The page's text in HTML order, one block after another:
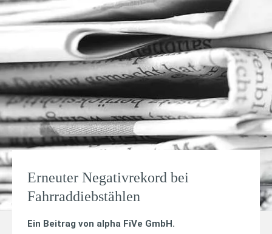
Erneuter Negativrekord bei
Fahrraddiebstählen
Ein Beitrag von alpha FiVe GmbH.